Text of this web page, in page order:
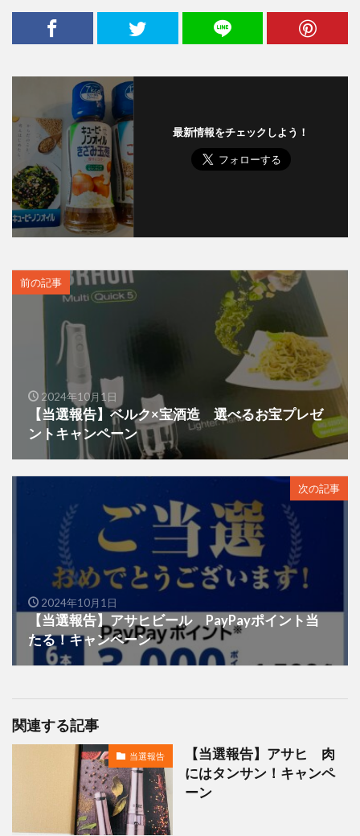
最新情報をチェックしよう！
前の記事
2024年10月1日
【当選報告】ベルク×宝酒造 選べるお宝プレゼ
ントキャンペーン
次の記事
2024年10月1日
【当選報告】アサヒビール PayPayポイント当
たる！キャンペーン
関連する記事
当選報告
【当選報告】アサヒ 肉
にはタンサン！キャンペ
ーン